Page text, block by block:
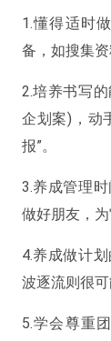
1.懂得适时
备，如搜集
2.培养书写
企划案)，动
报”。
3.养成管理
做好朋友，为
4.养成做计
波逐流则很可
5.学会尊重